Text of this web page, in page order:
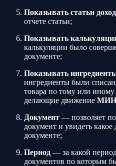
Показывать статьи
отчете статьи;
Показывать
калькуляции было
документе;
Показывать
ингредиенты были
товара по тому или
делающие движение
Документ — позволяет
документ и увидеть
документе;
Период — за какой
документов по которым